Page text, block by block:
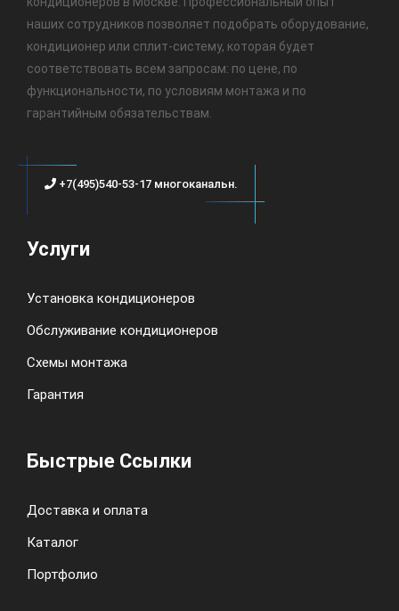
наших сотрудников позволяет подобрать оборудование,
кондиционер или сплит-систему, которая будет
соответствовать всем запросам: по цене, по
функциональности, по условиям монтажа и по
гарантийным обязательствам.
+7(495)540-53-17 многоканальн.
Услуги
Установка кондиционеров
Обслуживание кондиционеров
Схемы монтажа
Гарантия
Быстрые Ссылки
Доставка и оплата
Каталог
Портфолио